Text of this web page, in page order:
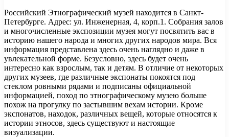
Российский Этнографический музей находится в Санкт-
Петербурге. Адрес: ул. Инженерная, 4, корп.1. Собрания залов
и многочисленные экспозиции музея могут посвятить вас в
историю нашего народа и многих других народов мира. Вся
информация представлена здесь очень наглядно и даже в
увлекательной форме. Безусловно, здесь будет очень
интересно как взрослым, так и детям. В отличие от некоторых
других музеев, где различные экспонаты покоятся под
стеклом ровными рядами и подписаны официальной
информацией, поход по этнографическому музею больше
похож на прогулку по застывшим вехам истории. Кроме
экспонатов, находок, различных вещей, которые относятся к
истории этносов, здесь существуют и настоящие
визуализации.